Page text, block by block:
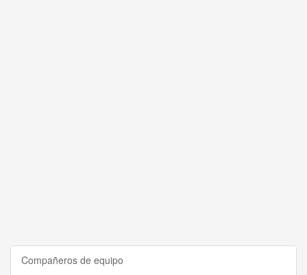
Compañeros de equipo